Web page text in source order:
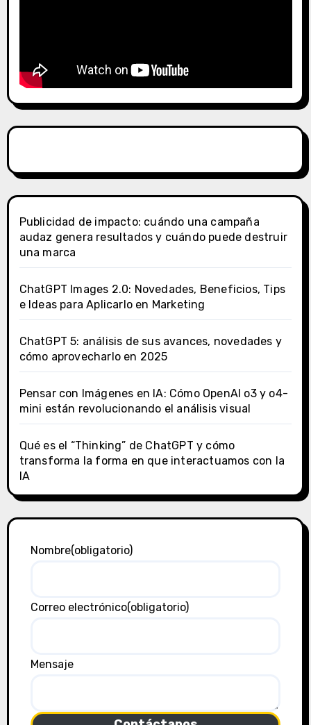
Publicidad de impacto: cuándo una campaña
audaz genera resultados y cuándo puede destruir
una marca
ChatGPT Images 2.0: Novedades, Beneficios, Tips
e Ideas para Aplicarlo en Marketing
ChatGPT 5: análisis de sus avances, novedades y
cómo aprovecharlo en 2025
Pensar con Imágenes en IA: Cómo OpenAI o3 y o4-
mini están revolucionando el análisis visual
Qué es el “Thinking” de ChatGPT y cómo
transforma la forma en que interactuamos con la
IA
Nombre(obligatorio)
Correo electrónico(obligatorio)
Mensaje